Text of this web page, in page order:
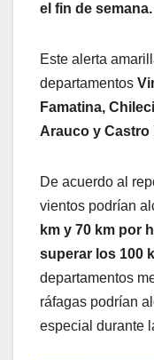
el fin de semana.
Este alerta
departamentos
Famatina,
Arauco y Castro
De acuerdo al
vientos podrían
km y 70 km por
superar los 100
departamentos
ráfagas podrían
especial durante